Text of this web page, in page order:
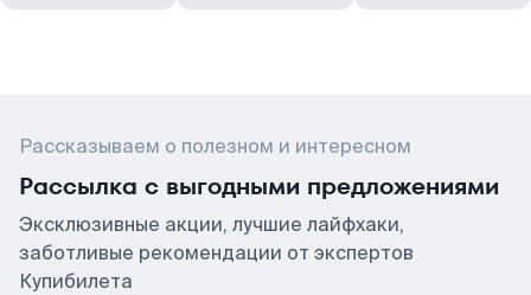
Рассказываем о полезном и интересном
Рассылка с выгодными предложениями
Эксклюзивные акции, лучшие лайфхаки,
заботливые рекомендации от экспертов
Купибилета